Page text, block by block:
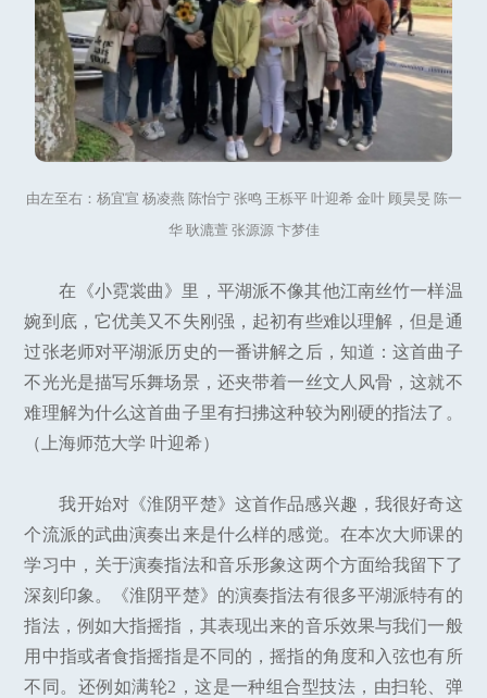
由左至右：杨宜宣 杨凌燕 陈怡宁 张鸣 王栎平 叶迎希 金叶 顾昊旻 陈一
华 耿漉萱 张源源 卞梦佳
在《小霓裳曲》里，平湖派不像其他江南丝竹一样温
婉到底，它优美又不失刚强，起初有些难以理解，但是通
过张老师对平湖派历史的一番讲解之后，知道：这首曲子
不光光是描写乐舞场景，还夹带着一丝文人风骨，这就不
难理解为什么这首曲子里有扫拂这种较为刚硬的指法了。
（上海师范大学 叶迎希）
我开始对《淮阴平楚》这首作品感兴趣，我很好奇这
个流派的武曲演奏出来是什么样的感觉。在本次大师课的
学习中，关于演奏指法和音乐形象这两个方面给我留下了
深刻印象。《淮阴平楚》的演奏指法有很多平湖派特有的
指法，例如大指摇指，其表现出来的音乐效果与我们一般
用中指或者食指摇指是不同的，摇指的角度和入弦也有所
不同。还例如满轮2，这是一种组合型技法，由扫轮、弹